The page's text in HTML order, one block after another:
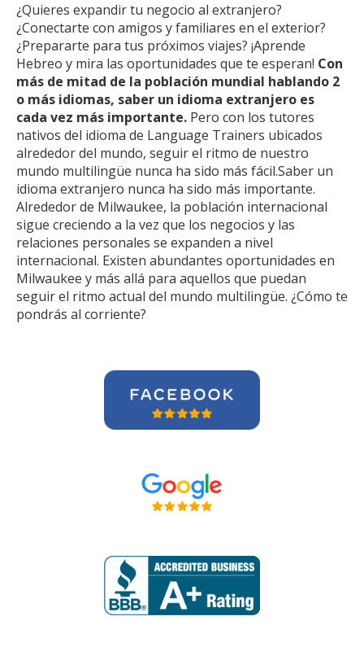
¿Quieres expandir tu negocio al extranjero?
¿Conectarte con amigos y familiares en el exterior?
¿Prepararte para tus próximos viajes? ¡Aprende
Hebreo y mira las oportunidades que te esperan! Con
más de mitad de la población mundial hablando 2
o más idiomas, saber un idioma extranjero es
cada vez más importante. Pero con los tutores
nativos del idioma de Language Trainers ubicados
alrededor del mundo, seguir el ritmo de nuestro
mundo multilingüe nunca ha sido más fácil.Saber un
idioma extranjero nunca ha sido más importante.
Alrededor de Milwaukee, la población internacional
sigue creciendo a la vez que los negocios y las
relaciones personales se expanden a nivel
internacional. Existen abundantes oportunidades en
Milwaukee y más allá para aquellos que puedan
seguir el ritmo actual del mundo multilingüe. ¿Cómo te
pondrás al corriente?